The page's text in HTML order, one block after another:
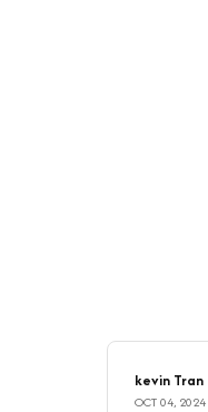
kevin Tran
OCT 04, 2024